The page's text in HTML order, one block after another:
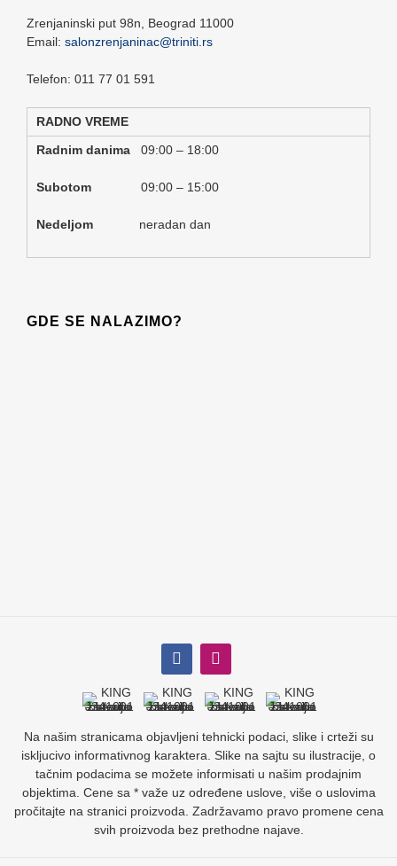
Zrenjaninski put 98n, Beograd 11000
Email: salonzrenjaninac@triniti.rs
Telefon: 011 77 01 591
RADNO VREME
Radnim danima 09:00 – 18:00
Subotom 09:00 – 15:00
Nedeljom neradan dan
GDE SE NALAZIMO?
Na našim stranicama objavljeni tehnicki podaci, slike i crteži su
iskljucivo informativnog karaktera. Slike na sajtu su ilustracije, o
tačnim podacima se možete informisati u našim prodajnim
objektima. Cene sa * važe uz određene uslove, više o uslovima
pročitajte na stranici proizvoda. Zadržavamo pravo promene cena
svih proizvoda bez prethodne najave.